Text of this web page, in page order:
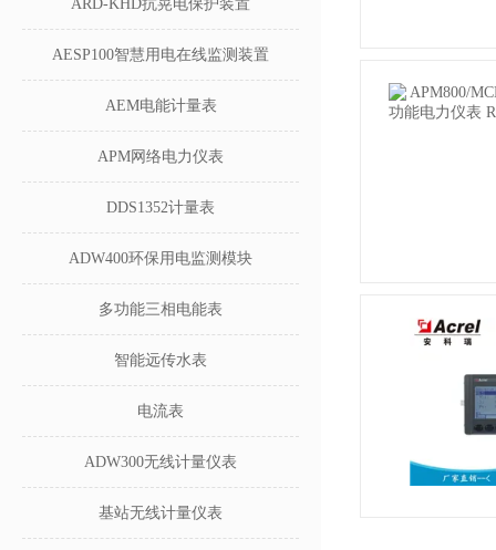
ARD-KHD抗晃电保护装置
AESP100智慧用电在线监测装置
AEM电能计量表
APM网络电力仪表
DDS1352计量表
ADW400环保用电监测模块
多功能三相电能表
智能远传水表
电流表
ADW300无线计量仪表
基站无线计量仪表